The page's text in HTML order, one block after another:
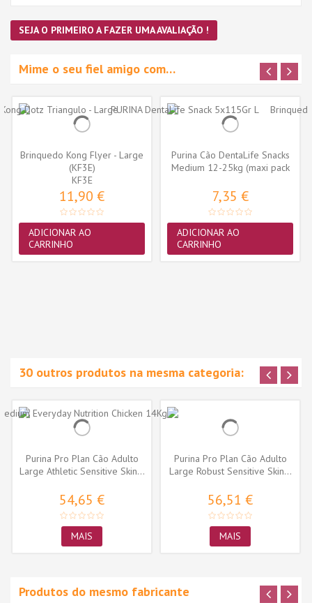
SEJA O PRIMEIRO A FAZER UMA AVALIAÇÃO !
Mime o seu fiel amigo com…
Brinquedo Kong Flyer - Large
(KF3E)
KF3E
11,90 €
ADICIONAR AO
CARRINHO
Purina Cão DentaLife Snacks
Medium 12-25kg (maxi pack
7,35 €
ADICIONAR AO
CARRINHO
30 outros produtos na mesma categoria:
Purina Pro Plan Cão Adulto
Large Athletic Sensitive Skin...
54,65 €
MAIS
Purina Pro Plan Cão Adulto
Large Robust Sensitive Skin...
56,51 €
MAIS
Produtos do mesmo fabricante